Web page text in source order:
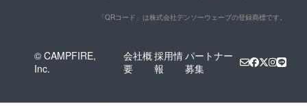
「QRコード」は株式会社デンソーウェーブの登録商標です。
© CAMPFIRE,
Inc.
会社概
要
採用情
報
パートナー
募集